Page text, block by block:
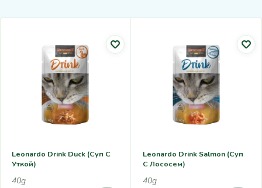
Leonardo Drink Duck (суп С
Уткой)
40g
Leonardo Drink Salmon (суп
С Лососем)
40g